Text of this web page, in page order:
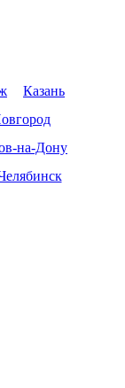
Казань
на-Дону